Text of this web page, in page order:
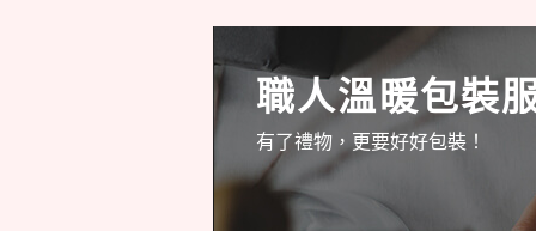
職人溫暖包裝
有了禮物，更要好好包裝！